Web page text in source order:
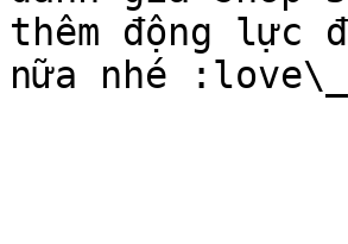
thêm động lực